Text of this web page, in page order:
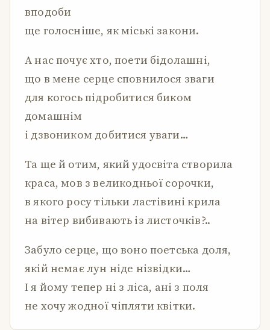
вподоби
ще голосніше, як міські закони.
А нас почує хто, поети бідолашні,
що в мене серце сповнилося зваги
для когось підробитися биком
домашнім
і дзвоником добитися уваги…
Та ще й отим, який удосвіта створила
краса, мов з великодньої сорочки,
в якого росу тільки ластівині крила
на вітер вибивають із листочків?..
Забуло серце, що воно поетська доля,
якій немає лун ніде нізвідки…
І я йому тепер ні з ліса, ані з поля
не хочу жодної чіпляти квітки.